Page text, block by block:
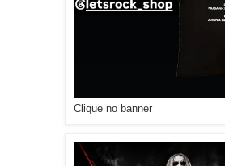
Clique no banner